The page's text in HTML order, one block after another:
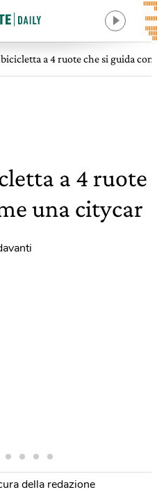
a 4 ruote che si guida
a 4 ruote
una citycar
della redazione